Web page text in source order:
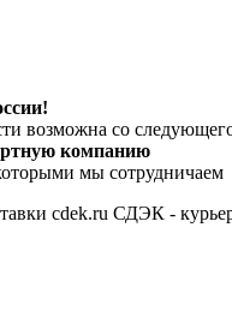
возможна со
компанию
мы сотрудничаем
cdek.ru СДЭК -